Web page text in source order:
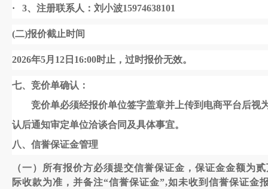
· 3、注册联系人：刘小波15974638101
(二)报价截止时间
2026年5月 12 日 16:00时止，过时报价无效。
七、 竞价单确认：
竞价单必须经报价单位签字盖章并上传到电商平台后视
认后通知审定单位洽谈合同及具体事宜。
八、 信誉保证金管理
（一） 所有报价方必须提交信誉保证金，保证金金额为贰
际收款为准，并备注“信誉保证金”,如未收到信誉保证金